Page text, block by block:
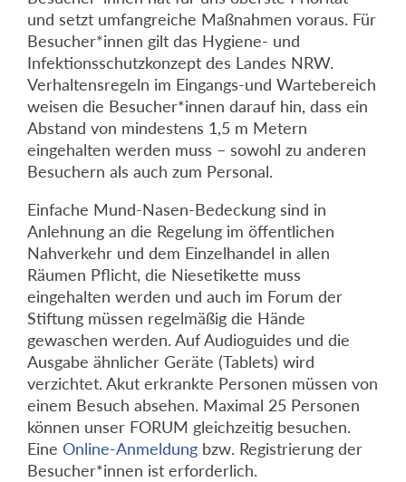
und setzt umfangreiche Maßnahmen voraus. Für
Besucher*innen gilt das Hygiene- und
Infektionsschutzkonzept des Landes NRW.
Verhaltensregeln im Eingangs-und Wartebereich
weisen die Besucher*innen darauf hin, dass ein
Abstand von mindestens 1,5 m Metern
eingehalten werden muss – sowohl zu anderen
Besuchern als auch zum Personal.
Einfache Mund-Nasen-Bedeckung sind in
Anlehnung an die Regelung im öffentlichen
Nahverkehr und dem Einzelhandel in allen
Räumen Pflicht, die Niesetikette muss
eingehalten werden und auch im Forum der
Stiftung müssen regelmäßig die Hände
gewaschen werden. Auf Audioguides und die
Ausgabe ähnlicher Geräte (Tablets) wird
verzichtet. Akut erkrankte Personen müssen von
einem Besuch absehen. Maximal 25 Personen
können unser FORUM gleichzeitig besuchen.
Eine Online-Anmeldung bzw. Registrierung der
Besucher*innen ist erforderlich.